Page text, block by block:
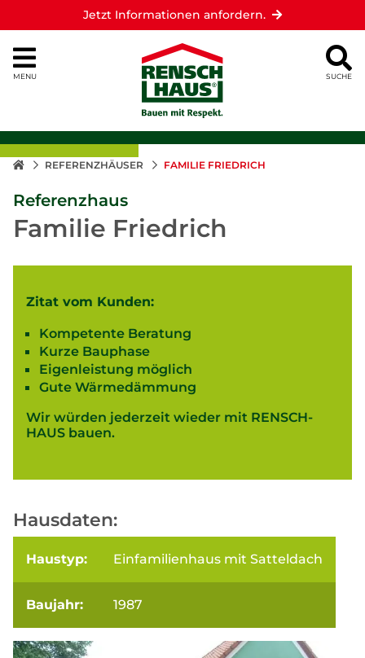
Jetzt Informationen anfordern.
MENU SUCHE
REFERENZHÄUSER FAMILIE FRIEDRICH
Referenzhaus
Familie Friedrich
Zitat vom Kunden:
Kompetente Beratung
Kurze Bauphase
Eigenleistung möglich
Gute Wärmedämmung
Wir würden jederzeit wieder mit RENSCH-
HAUS bauen.
Hausdaten:
Haustyp: Einfamilienhaus mit Satteldach
Baujahr: 1987